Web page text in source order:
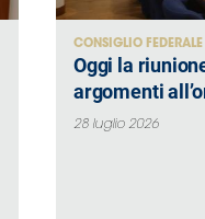
CONSIGLIO FEDERALE
Oggi la
argomenti
28 luglio 2026